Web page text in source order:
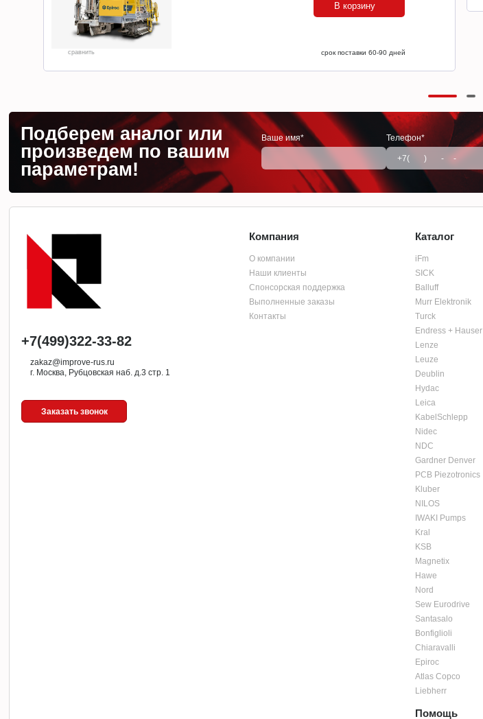
срок поставки 60-90 дней
В корзину
сравнить
Подберем аналог или
произведем по вашим
параметрам!
Ваше имя* Телефон*
+7(499)322-33-82
zakaz@improve-rus.ru
г. Москва, Рубцовская наб. д.3 стр. 1
Заказать звонок
Компания
О компании
Наши клиенты
Спонсорская поддержка
Выполненные заказы
Контакты
Каталог
iFm
SICK
Balluff
Murr Elektronik
Turck
Endress + Hauser
Lenze
Leuze
Deublin
Hydac
Leica
KabelSchlepp
Nidec
NDC
Gardner Denver
PCB Piezotronics
Kluber
NILOS
IWAKI Pumps
Kral
KSB
Magnetix
Hawe
Nord
Sew Eurodrive
Santasalo
Bonfiglioli
Chiaravalli
Epiroc
Atlas Copco
Liebherr
Помощь